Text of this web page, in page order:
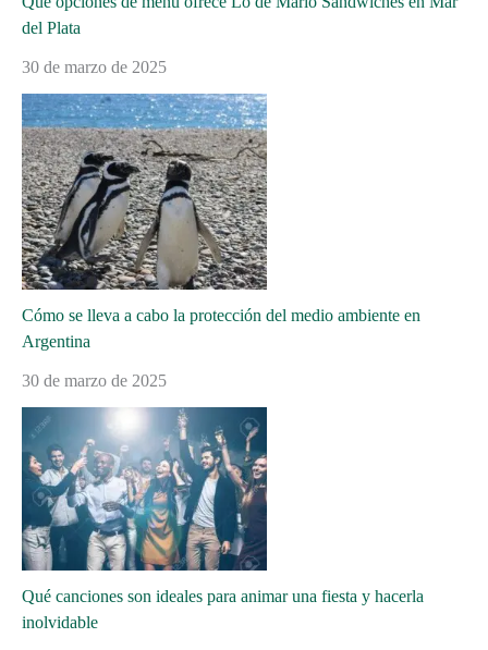
del Plata
30 de marzo de 2025
Cómo se lleva a cabo la protección del medio ambiente en
Argentina
30 de marzo de 2025
Qué canciones son ideales para animar una fiesta y hacerla
inolvidable